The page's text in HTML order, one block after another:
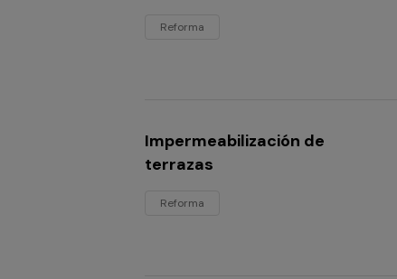
Reforma
Impermeabilización de
terrazas
Reforma